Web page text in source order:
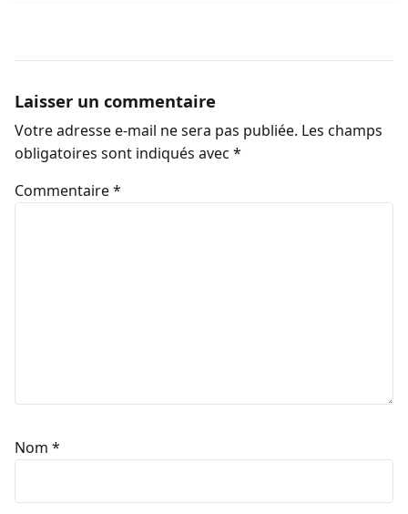
Laisser un commentaire
Votre adresse e-mail ne sera pas publiée. Les champs
obligatoires sont indiqués avec *
Commentaire*
Nom *